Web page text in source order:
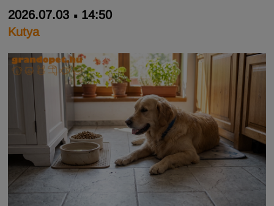
2026.07.03
14:50
Kutya